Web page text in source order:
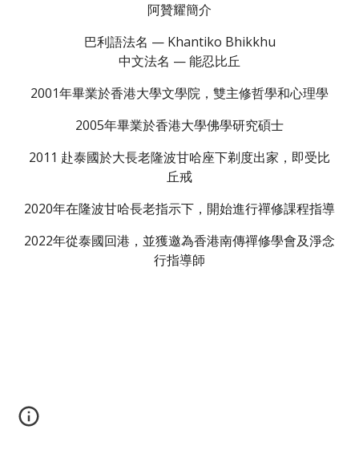
阿贊耀簡介
巴利語法名 — Khantiko Bhikkhu
中文法名 — 能忍比丘
2001年畢業於香港大學文學院，雙主修哲學和心理學
2005年畢業於香港大學佛學研究碩士
2011 赴泰國於大長老隆波甘哈座下剃度出家，即受比
丘戒
2020年在隆波甘哈長老指示下，開始進行禪修課程指導
2022年從泰國回港，並獲邀為香港南傳禪修學會及淨念
行指導師